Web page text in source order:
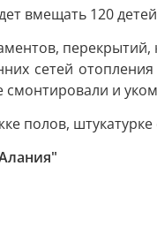
вмещать 120
сетей
и
полов,